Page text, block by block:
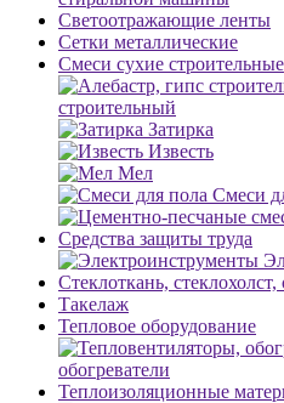
Светоотражающие ленты
Сетки металлические
Смеси сухие строительные
строительный
Затирка
Известь
Мел
Смеси
Средства защиты труда
Стеклоткань, стеклохолст,
Такелаж
Тепловое оборудование
обогреватели
Теплоизоляционные